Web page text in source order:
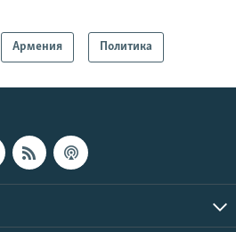
Армения Политика